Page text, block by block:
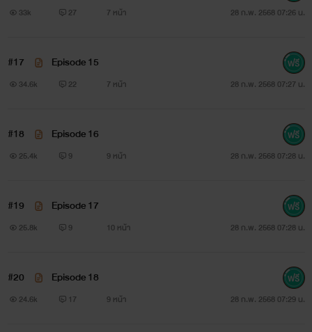
33k 27 7 หน้า 28 ก.พ. 2568 07:26 น.
#17 Episode 15
34.6k 22 7 หน้า 28 ก.พ. 2568 07:27 น.
#18 Episode 16
25.4k 9 9 หน้า 28 ก.พ. 2568 07:28 น.
#19 Episode 17
25.8k 9 10 หน้า 28 ก.พ. 2568 07:28 น.
#20 Episode 18
24.6k 17 9 หน้า 28 ก.พ. 2568 07:29 น.